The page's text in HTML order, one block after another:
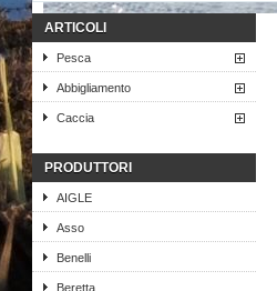
ARTICOLI
Pesca
Abbigliamento
Caccia
PRODUTTORI
AIGLE
Asso
Benelli
Beretta